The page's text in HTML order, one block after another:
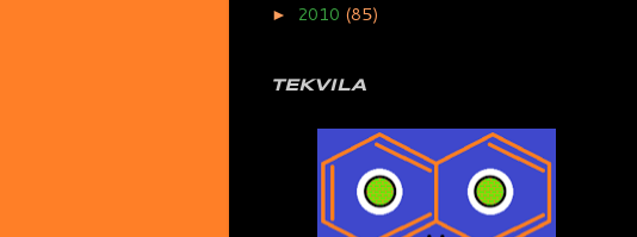
► 2010 (85)
TEKVILA